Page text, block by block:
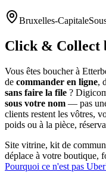
Bruxelles-Capitale
Click & Collect
Vous êtes boucherà
de commander en ligne,
sans faire la file ?
sous votre nom — pas
clients restent les vôtres,
poids ou à la pièce,
Site vitrine, kit de
déplace à votre boutique,
Pourquoi ce n'est pas